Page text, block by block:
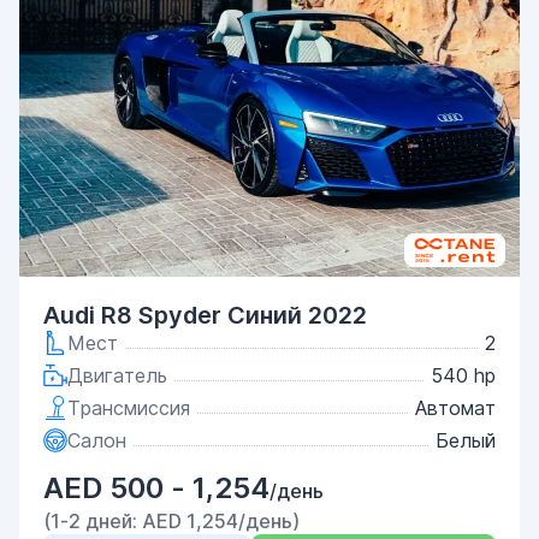
Audi R8 Spyder Синий 2022
Мест
2
Двигатель
540 hp
Трансмиссия
Автомат
Салон
Белый
AED 500 - 1,254/день
(1-2 дней: AED 1,254/день)